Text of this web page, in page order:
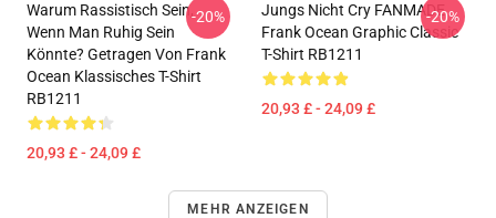
Warum Rassistisch Sein,
Wenn Man Ruhig Sein
Könnte? Getragen Von Frank
Ocean Klassisches T-Shirt
RB1211
20,93 £ - 24,09 £
-20%
Jungs Nicht Cry FANMADE
Frank Ocean Graphic Classic
T-Shirt RB1211
20,93 £ - 24,09 £
-20%
MEHR ANZEIGEN